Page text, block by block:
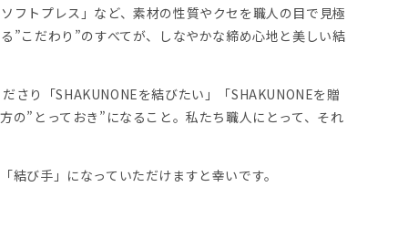
フトプレス」など、素材の性質やクセを職人の目で見極
”こだわり”のすべてが、しなやかな締め心地と美しい結
さり「SHAKUNONEを結びたい」「SHAKUNONEを贈
の”とっておき”になること。私たち職人にとって、それ
結び手」になっていただけますと幸いです。